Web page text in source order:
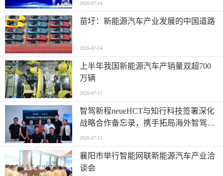
2026-07-14
苗圩：新能源汽车产业发展的中国道路
2026-07-14
上半年我国新能源汽车产销量双超700
万辆
2026-07-11
智驾新程neueHCT与知行科技签署深化
战略合作备忘录，携手拓局海外智驾市
场
2026-07-11
襄阳市举行智能网联新能源汽车产业洽
谈会